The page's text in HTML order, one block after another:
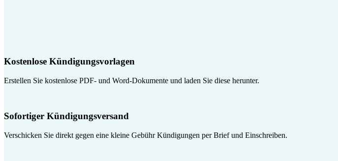
Kostenlose Kündigungsvorlagen
Erstellen Sie kostenlose PDF- und Word-Dokumente und laden Sie diese herunter.
Sofortiger Kündigungsversand
Verschicken Sie direkt gegen eine kleine Gebühr Kündigungen per Brief und Einschreiben.